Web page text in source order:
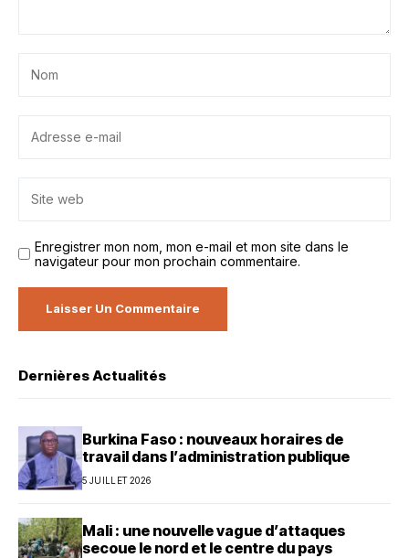
Enregistrer mon nom, mon e-mail et mon site dans le
navigateur pour mon prochain commentaire.
Dernières Actualités
Burkina Faso : nouveaux horaires de
travail dans l’administration publique
5 JUILLET 2026
Mali : une nouvelle vague d’attaques
secoue le nord et le centre du pays